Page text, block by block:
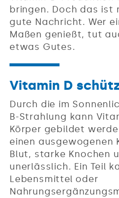
bringen. Doch das ist
gute Nachricht. Wer
Maßen genießt, tut
etwas Gutes.
Vitamin D
Durch die im
B-Strahlung kann
Körper gebildet
einen ausgewogenen
Blut, starke Knochen
unerlässlich. Ein Teil
Lebensmittel oder